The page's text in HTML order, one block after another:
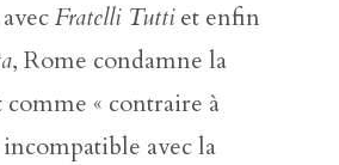
Fratelli Tuttiet enfin
, Rome condamne la
« contraire à
incompatible avec la